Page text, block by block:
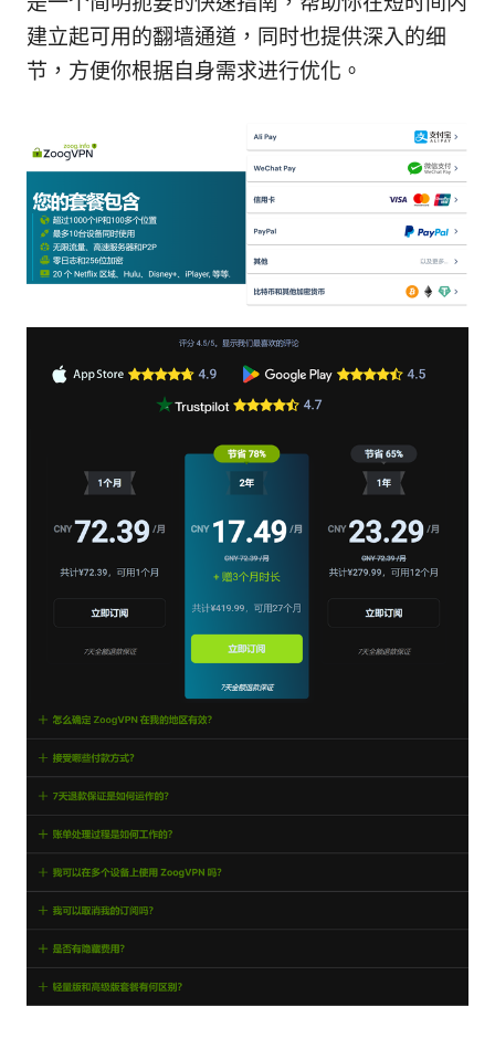
建立起可用的翻墙通道，同时也提供深入的细
节，方便你根据自身需求进行优化。